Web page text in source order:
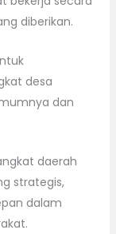
diberikan.
desa
dan
daerah
strategis,
dalam